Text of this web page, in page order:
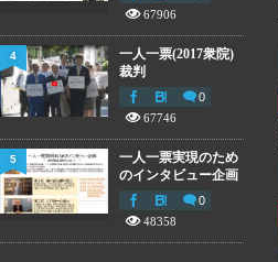
67906
一人一票(2017衆院)
裁判
0
67746
4
一人一票実現のため
のインタビュー企画
0
48358
5